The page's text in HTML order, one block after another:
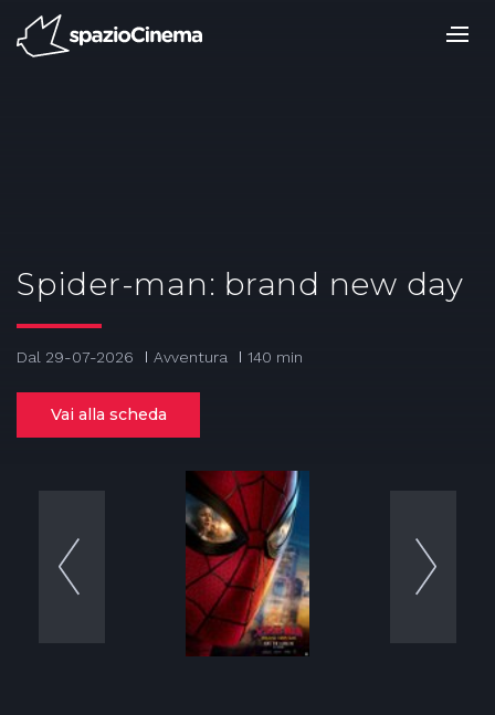
Spider-man: brand new day
Dal 29-07-2026 Avventura 140 min
Vai alla scheda